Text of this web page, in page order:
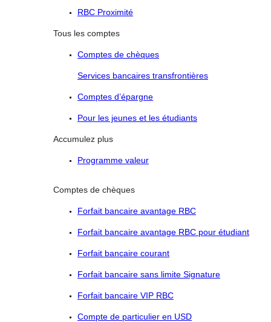
RBC Proximité
Tous les comptes
Comptes de chèques
Services bancaires transfrontières
Comptes d’épargne
Pour les jeunes et les étudiants
Accumulez plus
Programme valeur
Comptes de chèques
Forfait bancaire avantage RBC
Forfait bancaire avantage RBC pour étudiant
Forfait bancaire courant
Forfait bancaire sans limite Signature
Forfait bancaire VIP RBC
Compte de particulier en USD